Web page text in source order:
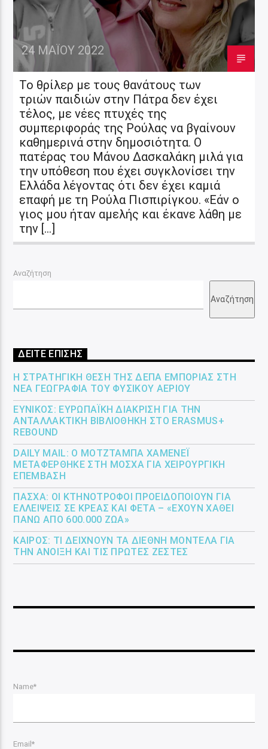
24 ΜΑΪ́ΟΥ 2022
Το θρίλερ με τους θανάτους των
τριών παιδιών στην Πάτρα δεν έχει
τέλος, με νέες πτυχές της
συμπεριφοράς της Ρούλας να βγαίνουν
καθημερινά στην δημοσιότητα. Ο
πατέρας του Μάνου Δασκαλάκη μιλά για
την υπόθεση που έχει συγκλονίσει την
Ελλάδα λέγοντας ότι δεν έχει καμιά
επαφή με τη Ρούλα Πισπιρίγκου. «Εάν ο
γιος μου ήταν αμελής και έκανε λάθη με
την […]
Αναζήτηση
Αναζήτηση
ΔΕΙΤΕ ΕΠΙΣΗΣ
Η ΣΤΡΑΤΗΓΙΚΉ ΘΈΣΗ ΤΗΣ ΔΕΠΑ ΕΜΠΟΡΊΑΣ ΣΤΗ
ΝΈΑ ΓΕΩΓΡΑΦΊΑ ΤΟΥ ΦΥΣΙΚΟΎ ΑΕΡΊΟΥ
ΕΎΝΙΚΟΣ: ΕΥΡΩΠΑΪΚΉ ΔΙΆΚΡΙΣΗ ΓΙΑ ΤΗΝ
ΑΝΤΑΛΛΑΚΤΙΚΉ ΒΙΒΛΙΟΘΉΚΗ ΣΤΟ ERASMUS+
REBOUND
DAILY MAIL: Ο ΜΟΤΖΤΆΜΠΑ ΧΑΜΕΝΕΪ́
ΜΕΤΑΦΈΡΘΗΚΕ ΣΤΗ ΜΌΣΧΑ ΓΙΑ ΧΕΙΡΟΥΡΓΙΚΉ
ΕΠΈΜΒΑΣΗ
ΠΆΣΧΑ: ΟΙ ΚΤΗΝΟΤΡΌΦΟΙ ΠΡΟΕΙΔΟΠΟΙΟΎΝ ΓΙΑ
ΕΛΛΕΊΨΕΙΣ ΣΕ ΚΡΈΑΣ ΚΑΙ ΦΈΤΑ – «ΈΧΟΥΝ ΧΑΘΕΊ
ΠΆΝΩ ΑΠΌ 600.000 ΖΏΑ»
ΚΑΙΡΌΣ: ΤΙ ΔΕΊΧΝΟΥΝ ΤΑ ΔΙΕΘΝΉ ΜΟΝΤΈΛΑ ΓΙΑ
ΤΗΝ ΆΝΟΙΞΗ ΚΑΙ ΤΙΣ ΠΡΏΤΕΣ ΖΈΣΤΕΣ
Name*
Email*